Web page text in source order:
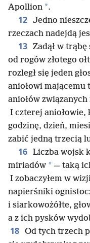
Apollion *.
12 Jedno
rzeczach nadejdą
13 Zadął w trąbę
od rogów złotego
rozległ się jeden
aniołowi mającemu
aniołów
I czterej
godzinę, dzień,
zabić jedną trzecią
16 Liczba wojsk
miriadów * — taką
I zobaczyłem w
napierśniki
i siarkowożółte,
a z ich pysków
18 Od tych trzech